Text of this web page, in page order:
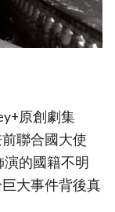
原創劇集
聯合國大使
演的國籍不明
大事件背後真